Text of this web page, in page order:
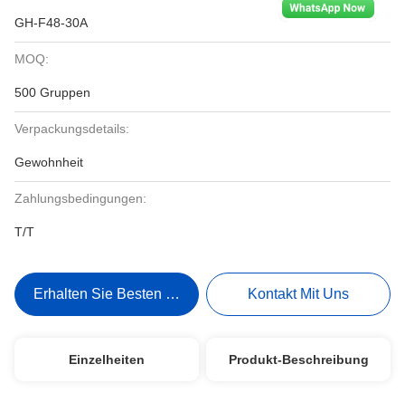
GH-F48-30A
MOQ:
500 Gruppen
Verpackungsdetails:
Gewohnheit
Zahlungsbedingungen:
T/T
Erhalten Sie Besten Preis Kontakt Mit Uns
Einzelheiten Produkt-Beschreibung